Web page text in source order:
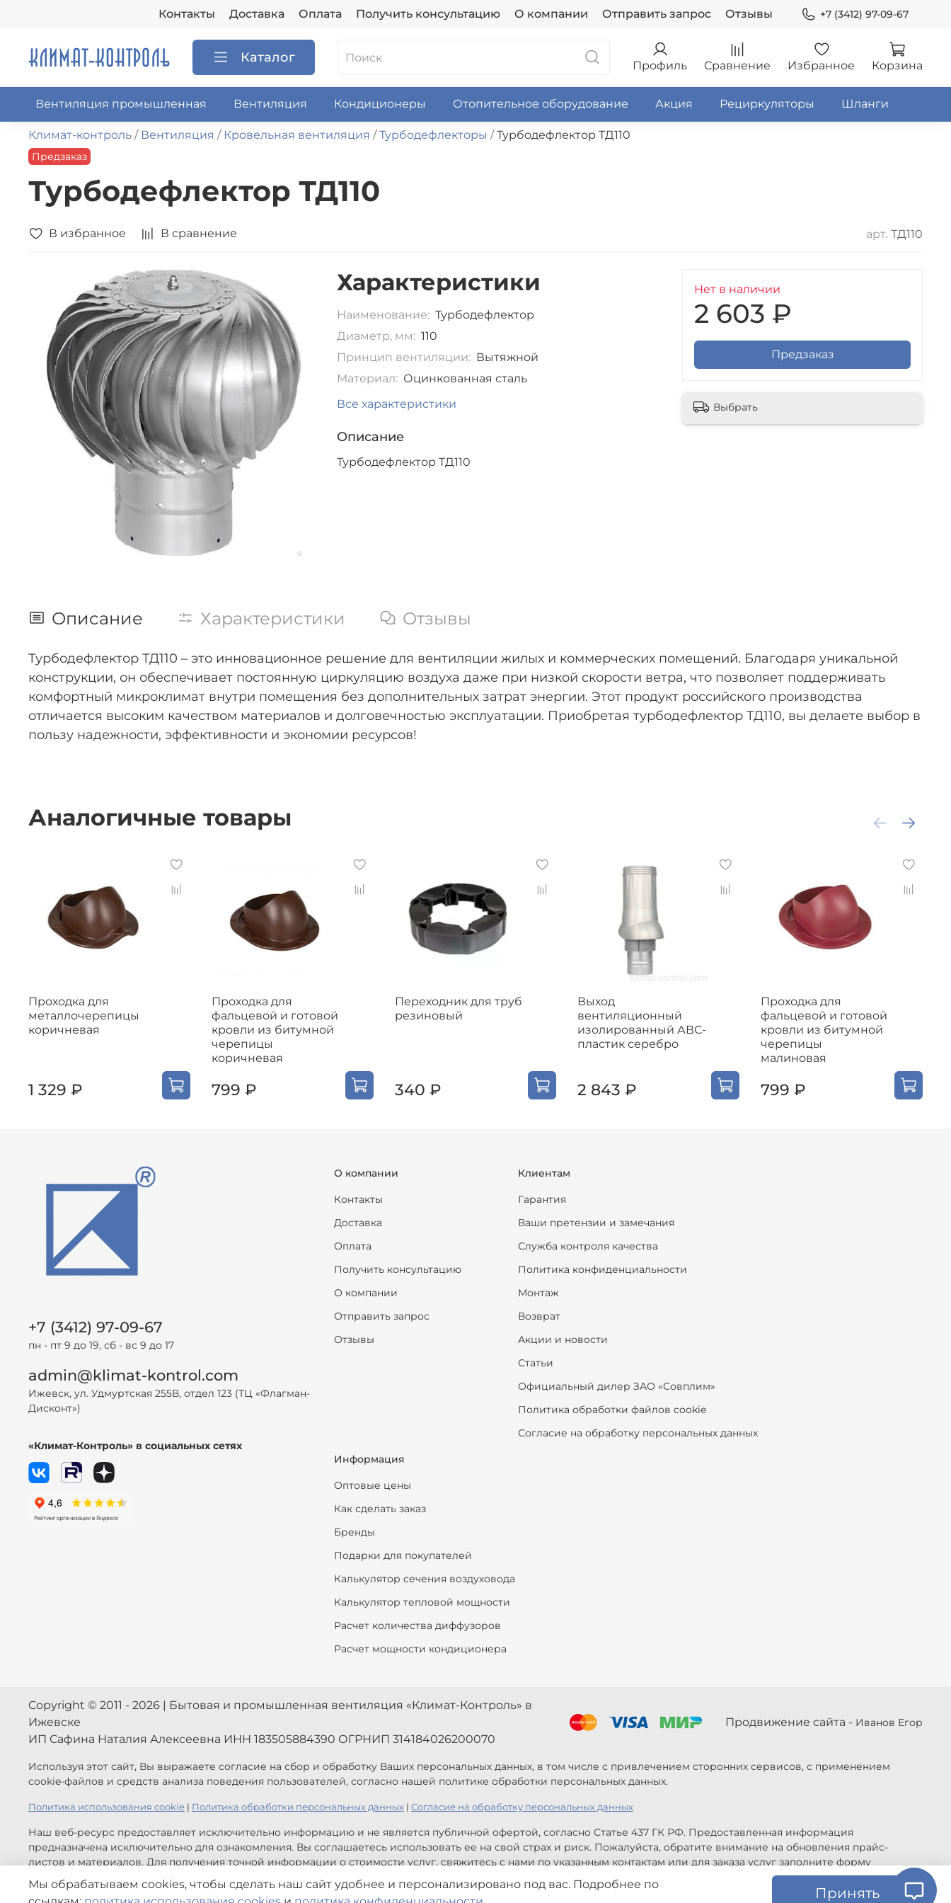
Контакты Доставка Оплата Получить консультацию О компании Отправить запрос Отзывы +7 (3412) 97-09-67
Каталог Профиль Сравнение Избранное Корзина
Вентиляция промышленная Вентиляция Кондиционеры Отопительное оборудование Акция Рециркуляторы Шланги
Климат-контроль Вентиляция Кровельная вентиляция Турбодефлекторы Турбодефлектор ТД110
Предзаказ
Турбодефлектор ТД110
В избранное В сравнение арт. ТД110
Характеристики
Наименование: Турбодефлектор
Диаметр, мм: 110
Принцип вентиляции: Вытяжной
Материал: Оцинкованная сталь
Все характеристики
Описание
Турбодефлектор ТД110
Нет в наличии
2 603 ₽
Предзаказ
Выбрать
Описание Характеристики Отзывы
Турбодефлектор ТД110 – это инновационное решение для вентиляции жилых и коммерческих помещений. Благодаря уникальной
конструкции, он обеспечивает постоянную циркуляцию воздуха даже при низкой скорости ветра, что позволяет поддерживать
комфортный микроклимат внутри помещения без дополнительных затрат энергии. Этот продукт российского производства
отличается высоким качеством материалов и долговечностью эксплуатации. Приобретая турбодефлектор ТД110, вы делаете выбор в
пользу надежности, эффективности и экономии ресурсов!
Аналогичные товары
Проходка для
металлочерепицы
коричневая
1 329 ₽
Проходка для
фальцевой и готовой
кровли из битумной
черепицы
коричневая
799 ₽
Переходник для труб
резиновый
340 ₽
Выход
вентиляционный
изолированный АВС-
пластик серебро
2 843 ₽
Проходка для
фальцевой и готовой
кровли из битумной
черепицы
малиновая
799 ₽
О компании
Контакты
Доставка
Оплата
Получить консультацию
О компании
Отправить запрос
Отзывы
Клиентам
Гарантия
Ваши претензии и замечания
Служба контроля качества
Политика конфиденциальности
Монтаж
Возврат
Акции и новости
Статьи
Официальный дилер ЗАО «Совплим»
Политика обработки файлов cookie
Согласие на обработку персональных данных
Информация
Оптовые цены
Как сделать заказ
Бренды
Подарки для покупателей
Калькулятор сечения воздуховода
Калькулятор тепловой мощности
Расчет количества диффузоров
Расчет мощности кондиционера
+7 (3412) 97-09-67
пн - пт 9 до 19, сб - вс 9 до 17
admin@klimat-kontrol.com
Ижевск, ул. Удмуртская 255В, отдел 123 (ТЦ «Флагман-
Дисконт»)
«Климат-Контроль» в социальных сетях
Copyright © 2011 - 2026 | Бытовая и промышленная вентиляция «Климат-Контроль» в
Ижевске
ИП Сафина Наталия Алексеевна ИНН 183505884390 ОГРНИП 314184026200070
Продвижение сайта - Иванов Егор
Используя этот сайт, Вы выражаете согласие на сбор и обработку Ваших персональных данных, в том числе с привлечением сторонних сервисов, с применением
cookie-файлов и средств анализа поведения пользователей, согласно нашей политике обработки персональных данных.
Политика использования cookie | Политика обработки персональных данных | Согласие на обработку персональных данных
Наш веб-ресурс предоставляет исключительно информацию и не является публичной офертой, согласно Статье 437 ГК РФ. Предоставленная информация
предназначена исключительно для ознакомления. Вы соглашаетесь использовать ее на свой страх и риск. Пожалуйста, обратите внимание на обновления прайс-
листов и материалов. Для получения точной информации о стоимости услуг, свяжитесь с нами по указанным контактам или для заказа услуг заполните форму
обратной связи.
Цены, указанные на сайте приведены как справочная информация и не являются публичной офертой. Могут быть изменены в любое время без предупреждения.
Мы обрабатываем cookies, чтобы сделать наш сайт удобнее и персонализировано под вас. Подробнее по
Принять